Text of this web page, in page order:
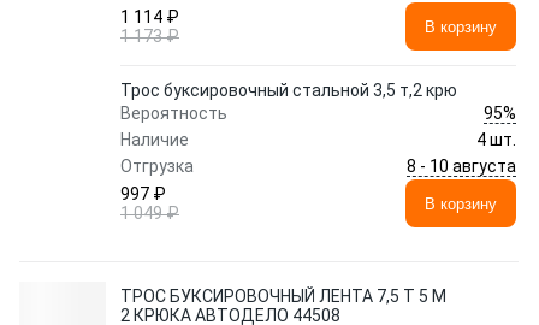
1 114 ₽
1 173 ₽
В корзину
Трос буксировочный стальной 3,5 т,2 крю
Вероятность
95%
Наличие
4 шт.
Отгрузка
8 - 10 августа
997 ₽
1 049 ₽
В корзину
ТРОС БУКСИРОВОЧНЫЙ ЛЕНТА 7,5 Т 5 М
2 КРЮКА АВТОДЕЛО 44508